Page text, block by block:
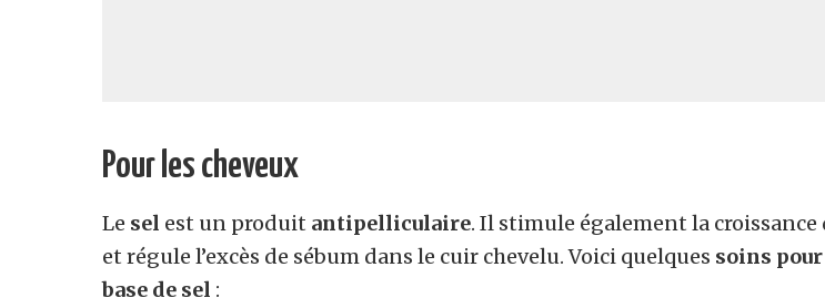
Pour les cheveux
Le sel est un produit antipelliculaire. Il stimule également la croissance
et régule l’excès de sébum dans le cuir chevelu. Voici quelques soins
base de sel :